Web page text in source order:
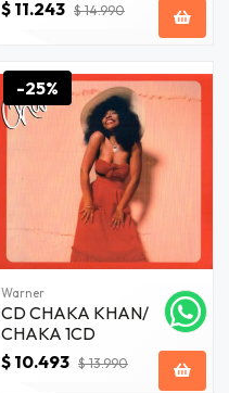
$ 11.243 $ 14.990
-25%
Warner
CD CHAKA KHAN/
CHAKA 1CD
$ 10.493 $ 13.990